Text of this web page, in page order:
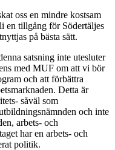
oss en mindre kostsam
en tillgång för Södertäljes
på bästa sätt.
satsning inte utesluter
med MUF om att vi bör
och att förbättra
Detta är
såväl som
och inte
arbets- och
har en arbets- och
politik.